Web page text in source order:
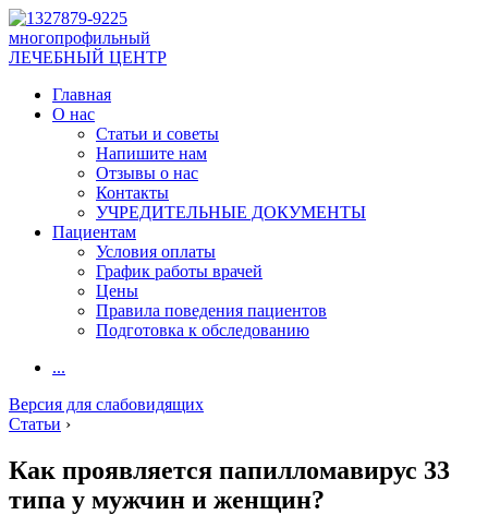
многопрофильный
ЛЕЧЕБНЫЙ ЦЕНТР
Главная
О нас
Статьи и советы
Напишите нам
Отзывы о нас
Контакты
УЧРЕДИТЕЛЬНЫЕ ДОКУМЕНТЫ
Пациентам
Условия оплаты
График работы врачей
Цены
Правила поведения пациентов
Подготовка к обследованию
...
Версия для слабовидящих
Статьи ›
Как проявляется папилломавирус 33
типа у мужчин и женщин?